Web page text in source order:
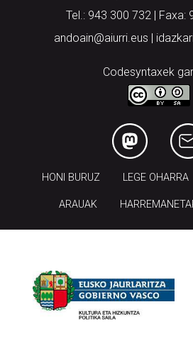
Tel.: 943 300 732 | Faxa:
andoain@aiurri.eus |
Codesyntaxek
HONI BURUZ LEGE OHARRA
ARAUAK